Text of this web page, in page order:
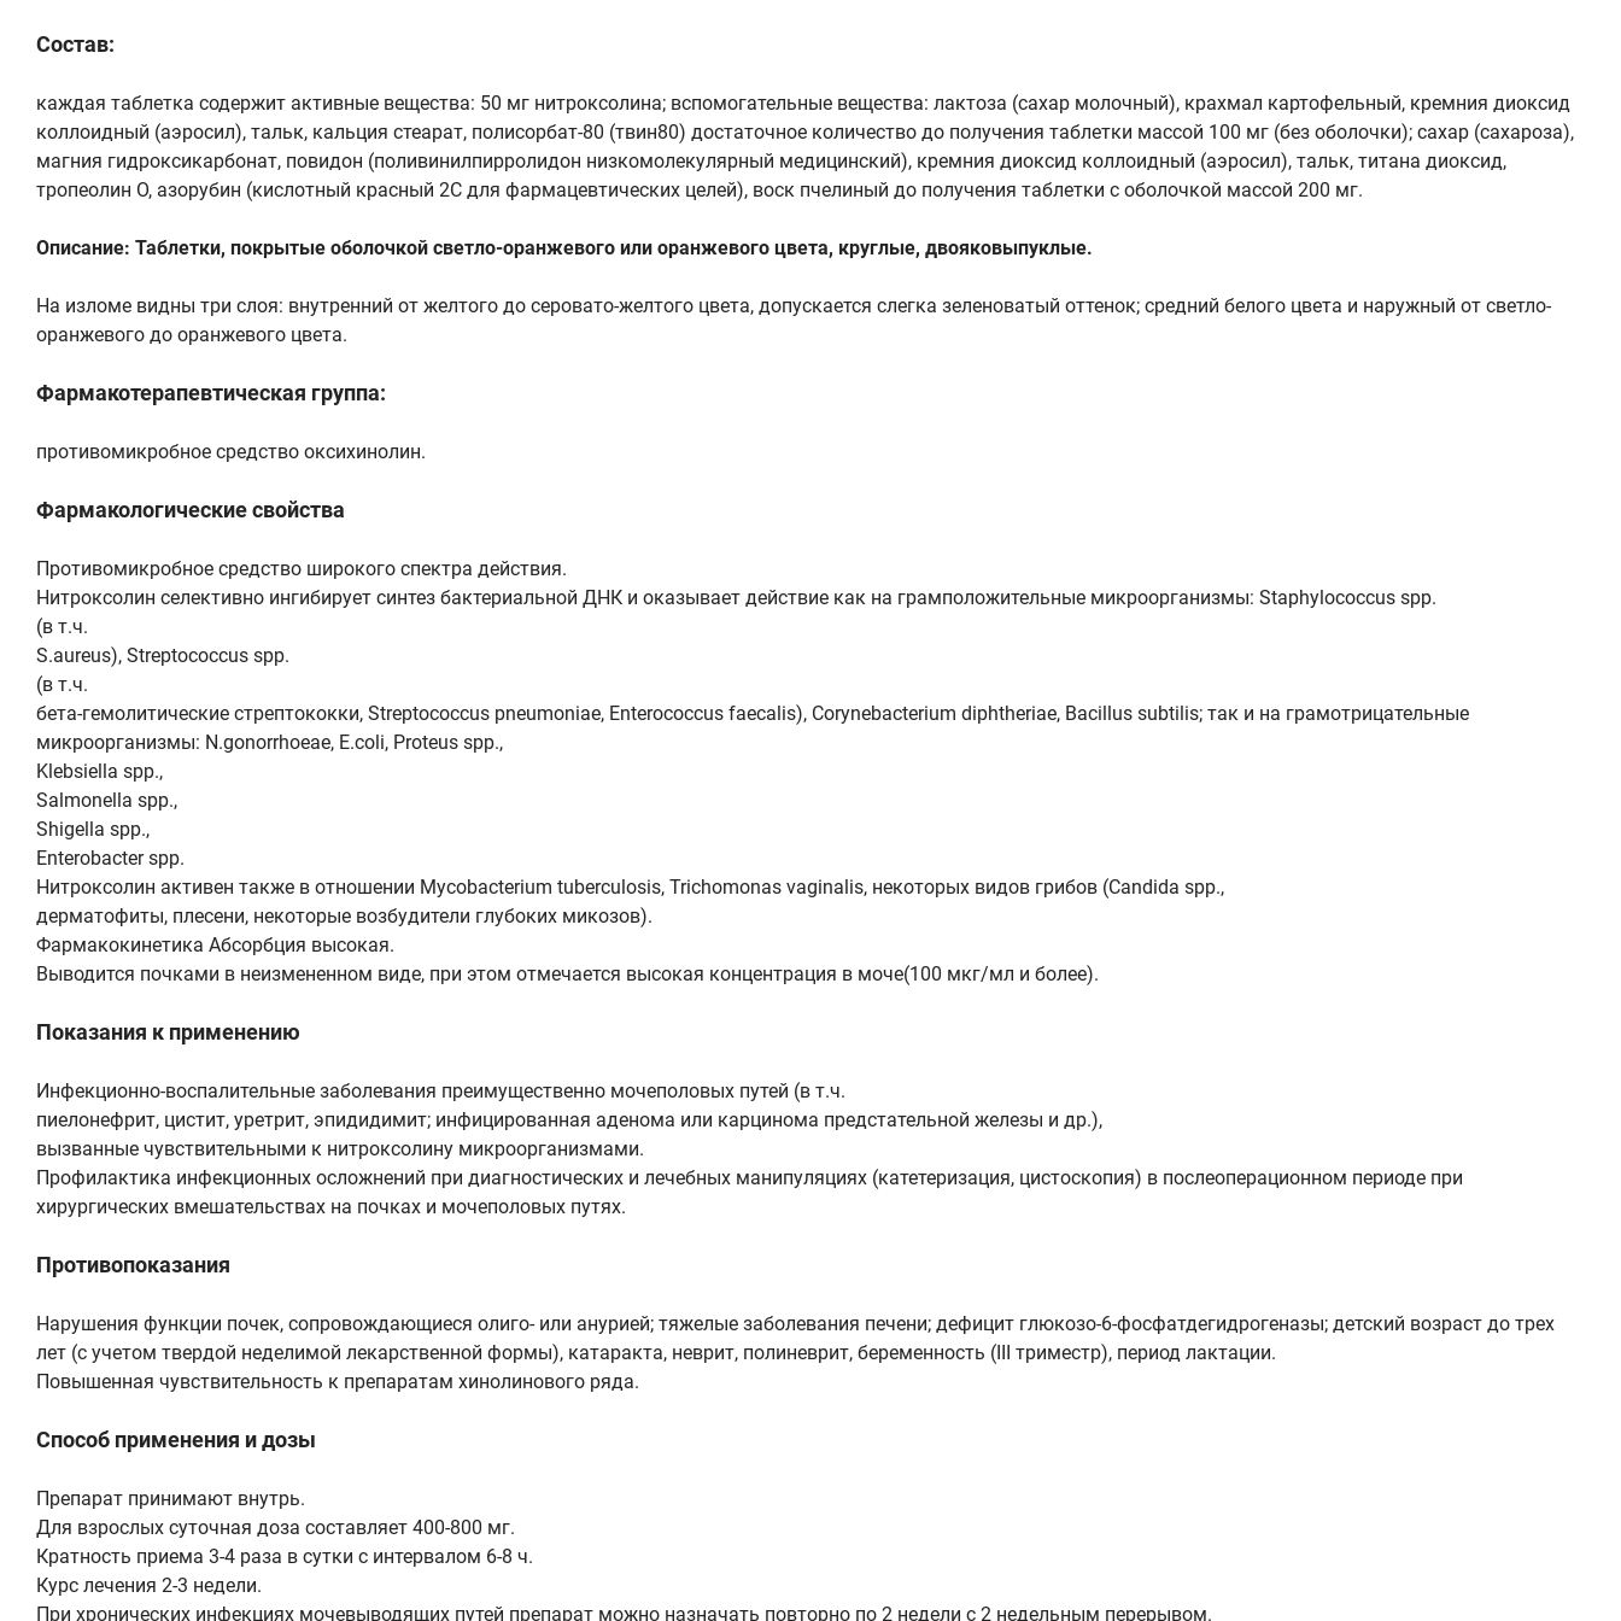
Состав:
каждая таблетка содержит активные вещества: 50 мг нитроксолина; вспомогательные вещества: лактоза (сахар молочный), крахмал картофельный, кремния диоксид
коллоидный (аэросил), тальк, кальция стеарат, полисорбат-80 (твин80) достаточное количество до получения таблетки массой 100 мг (без оболочки); сахар (сахароза),
магния гидроксикарбонат, повидон (поливинилпирролидон низкомолекулярный медицинский), кремния диоксид коллоидный (аэросил), тальк, титана диоксид,
тропеолин О, азорубин (кислотный красный 2С для фармацевтических целей), воск пчелиный до получения таблетки с оболочкой массой 200 мг.
Описание: Таблетки, покрытые оболочкой светло-оранжевого или оранжевого цвета, круглые, двояковыпуклые.
На изломе видны три слоя: внутренний от желтого до серовато-желтого цвета, допускается слегка зеленоватый оттенок; средний белого цвета и наружный от светло-
оранжевого до оранжевого цвета.
Фармакотерапевтическая группа:
противомикробное средство оксихинолин.
Фармакологические свойства
Противомикробное средство широкого спектра действия.
Нитроксолин селективно ингибирует синтез бактериальной ДНК и оказывает действие как на грамположительные микроорганизмы: Staphylococcus spp.
(в т.ч.
S.aureus), Streptococcus spp.
(в т.ч.
бета-гемолитические стрептококки, Streptococcus pneumoniae, Enterococcus faecalis), Corynebacterium diphtheriae, Bacillus subtilis; так и на грамотрицательные
микроорганизмы: N.gonorrhoeae, E.coli, Proteus spp.,
Klebsiella spp.,
Salmonella spp.,
Shigella spp.,
Enterobacter spp.
Нитроксолин активен также в отношении Mycobacterium tuberculosis, Trichomonas vaginalis, некоторых видов грибов (Candida spp.,
дерматофиты, плесени, некоторые возбудители глубоких микозов).
Фармакокинетика Абсорбция высокая.
Выводится почками в неизмененном виде, при этом отмечается высокая концентрация в моче(100 мкг/мл и более).
Показания к применению
Инфекционно-воспалительные заболевания преимущественно мочеполовых путей (в т.ч.
пиелонефрит, цистит, уретрит, эпидидимит; инфицированная аденома или карцинома предстательной железы и др.),
вызванные чувствительными к нитроксолину микроорганизмами.
Профилактика инфекционных осложнений при диагностических и лечебных манипуляциях (катетеризация, цистоскопия) в послеоперационном периоде при
хирургических вмешательствах на почках и мочеполовых путях.
Противопоказания
Нарушения функции почек, сопровождающиеся олиго- или анурией; тяжелые заболевания печени; дефицит глюкозо-6-фосфатдегидрогеназы; детский возраст до трех
лет (с учетом твердой неделимой лекарственной формы), катаракта, неврит, полиневрит, беременность (III триместр), период лактации.
Повышенная чувствительность к препаратам хинолинового ряда.
Способ применения и дозы
Препарат принимают внутрь.
Для взрослых суточная доза составляет 400-800 мг.
Кратность приема 3-4 раза в сутки с интервалом 6-8 ч.
Курс лечения 2-3 недели.
При хронических инфекциях мочевыводящих путей препарат можно назначать повторно по 2 недели с 2 недельным перерывом.